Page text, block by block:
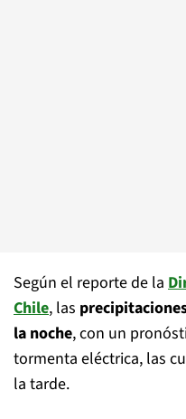
Según el reporte de la
Chile, las
la noche, con un
tormenta eléctrica, las
la tarde.